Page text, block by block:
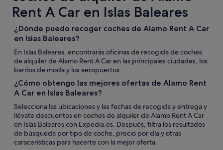
Rent A Car en Islas Baleares
¿Dónde puedo recoger coches de Alamo Rent A Car
en Islas Baleares?
En Islas Baleares, encontrarás oficinas de recogida de coches
de alquiler de Alamo Rent A Car en las principales ciudades, los
barrios de moda y los aeropuertos.
¿Cómo obtengo las mejores ofertas de Alamo Rent
A Car en Islas Baleares?
Selecciona las ubicaciones y las fechas de recogida y entrega y
llévate descuentos en coches de alquiler de Alamo Rent A Car
en Islas Baleares con Expedia.es. Después, filtra los resultados
de búsqueda por tipo de coche, precio por día y otras
caracerísticas para hacerte con la mejor oferta.